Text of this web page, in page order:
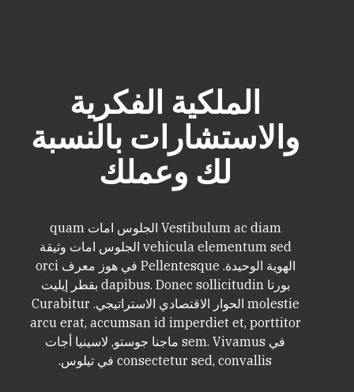
الملكية الفكرية
والاستشارات بالنسبة
لك وعملك
Vestibulum ac diam الجلوس امات quam
vehicula elementum sed الجلوس امات وثيقة
الهوية الوحيدة. Pellentesque في هوز معرف orci
بورتا dapibus. Donec sollicitudin بقطر إيليت
molestie الحوار الاقتصادي الاستراتيجي. Curabitur
arcu erat, accumsan id imperdiet et, porttitor
في sem. Vivamus ماجنا جوستو, لاسينيا أجات
consectetur sed, convallis في تيلوس.